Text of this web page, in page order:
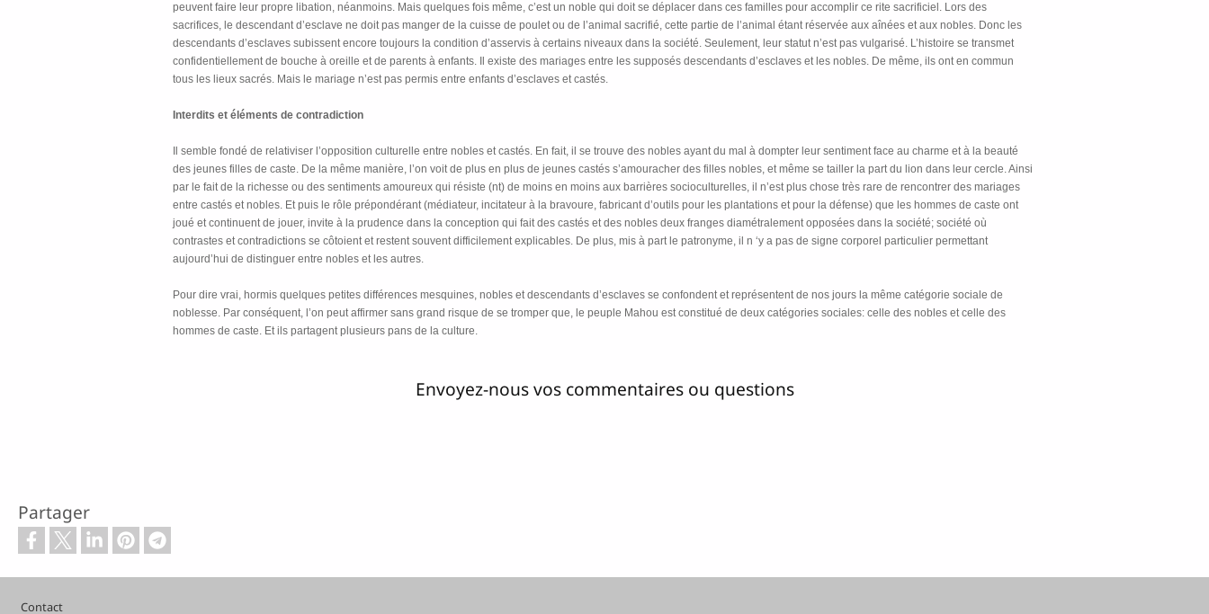
peuvent faire leur propre libation, néanmoins. Mais quelques fois même, c’est un noble qui doit se déplacer dans ces familles pour accomplir ce rite sacrificiel. Lors des
sacrifices, le descendant d’esclave ne doit pas manger de la cuisse de poulet ou de l’animal sacrifié, cette partie de l’animal étant réservée aux aînées et aux nobles. Donc les
descendants d’esclaves subissent encore toujours la condition d’asservis à certains niveaux dans la société. Seulement, leur statut n’est pas vulgarisé. L’histoire se transmet
confidentiellement de bouche à oreille et de parents à enfants. Il existe des mariages entre les supposés descendants d’esclaves et les nobles. De même, ils ont en commun
tous les lieux sacrés. Mais le mariage n’est pas permis entre enfants d’esclaves et castés.
Interdits et éléments de contradiction
Il semble fondé de relativiser l’opposition culturelle entre nobles et castés. En fait, il se trouve des nobles ayant du mal à dompter leur sentiment face au charme et à la beauté
des jeunes filles de caste. De la même manière, l’on voit de plus en plus de jeunes castés s’amouracher des filles nobles, et même se tailler la part du lion dans leur cercle. Ainsi
par le fait de la richesse ou des sentiments amoureux qui résiste (nt) de moins en moins aux barrières socioculturelles, il n’est plus chose très rare de rencontrer des mariages
entre castés et nobles. Et puis le rôle prépondérant (médiateur, incitateur à la bravoure, fabricant d’outils pour les plantations et pour la défense) que les hommes de caste ont
joué et continuent de jouer, invite à la prudence dans la conception qui fait des castés et des nobles deux franges diamétralement opposées dans la société; société où
contrastes et contradictions se côtoient et restent souvent difficilement explicables. De plus, mis à part le patronyme, il n ‘y a pas de signe corporel particulier permettant
aujourd’hui de distinguer entre nobles et les autres.
Pour dire vrai, hormis quelques petites différences mesquines, nobles et descendants d’esclaves se confondent et représentent de nos jours la même catégorie sociale de
noblesse. Par conséquent, l’on peut affirmer sans grand risque de se tromper que, le peuple Mahou est constitué de deux catégories sociales: celle des nobles et celle des
hommes de caste. Et ils partagent plusieurs pans de la culture.
Envoyez-nous vos commentaires ou questions
Partager
Pied de page
Contact